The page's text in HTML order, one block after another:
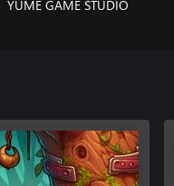
YUME GAME STUDIO